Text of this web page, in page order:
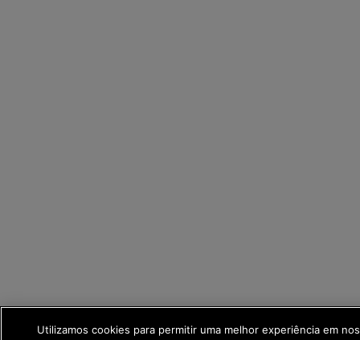
Utilizamos cookies para permitir uma melhor experiência em